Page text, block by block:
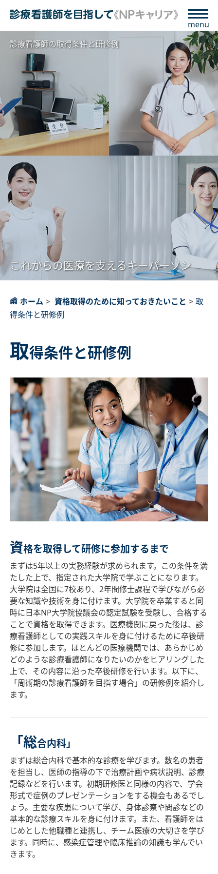
menu
診療看護師の取得条件と研修例
これからの医療を支えるキーパーソン
ホーム > 資格取得のために知っておきたいこと > 取
得条件と研修例
取得条件と研修例
資格を取得して研修に参加するまで
まずは5年以上の実務経験が求められます。この条件を満
たした上で、指定された大学院で学ぶことになります。
大学院は全国に7校あり、2年間修士課程で学びながら必
要な知識や技術を身に付けます。大学院を卒業すると同
時に日本NP大学院協議会の認定試験を受験し、合格する
ことで資格を取得できます。医療機関に戻った後は、診
療看護師としての実践スキルを身に付けるために卒後研
修に参加します。ほとんどの医療機関では、あらかじめ
どのような診療看護師になりたいのかをヒアリングした
上で、その内容に沿った卒後研修を行います。以下に、
「周術期の診療看護師を目指す場合」の研修例を紹介し
ます。
「総合内科」
まずは総合内科で基本的な診療を学びます。数名の患者
を担当し、医師の指導の下で治療計画や病状説明、診療
記録などを行います。初期研修医と同様の内容で、学会
形式で症例のプレゼンテーションをする機会もあるでし
ょう。主要な疾患について学び、身体診察や問診などの
基本的な診療スキルを身に付けます。また、看護師をは
じめとした他職種と連携し、チーム医療の大切さを学び
ます。同時に、感染症管理や臨床推論の知識も学んでい
きます。